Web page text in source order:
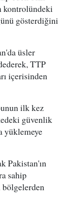
kontrolündeki
gösterdiğini
üsler
TTP
içerisinden
ilk kez
güvenlik
yüklemeye
Pakistan'ın
sahip